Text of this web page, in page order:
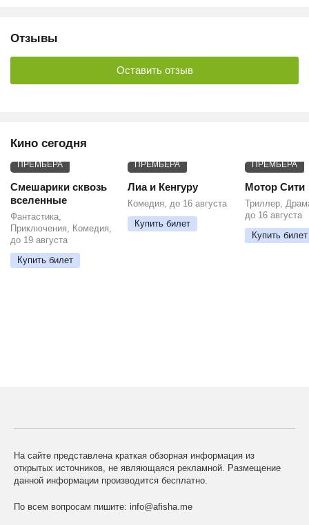
Отзывы
Оставить отзыв
Кино сегодня
ПРЕМЬЕРА
Смешарики сквозь
вселенные
Фантастика,
Приключения, Комедия,
до 19 августа
Купить билет
ПРЕМЬЕРА
Лиа и Кенгуру
Комедия, до 16 августа
Купить билет
ПРЕМЬЕРА
Мотор Сити
Триллер,
до 16 августа
Купить билет
На сайте представлена краткая обзорная информация из
открытых источников, не являющаяся рекламной. Размещение
данной информации производится бесплатно.
По всем вопросам пишите: info@afisha.me